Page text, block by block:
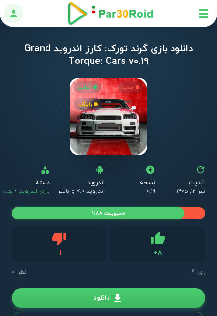
ورود
دانلود بازی گرند تورک: کارز اندروید Grand
Torque: Cars v0.19
جدید آنلاین
رایگان
آپدیت
تیر ۱۲, ۱۴۰۵
نسخه
0.19
اندروید
اندروید 7.0 و بالاتر
دسته
بازی اندروید /
+8
-1
رای: 9 نظر: 0
محبوبیت 88%
دانلود